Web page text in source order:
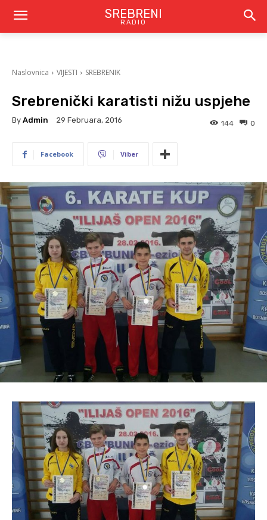
SREBRENI
RADIO
Naslovnica VIJESTI SREBRENIK
Srebrenički karatisti nižu uspjehe
By Admin 29 Februara, 2016 0
144
Facebook Viber